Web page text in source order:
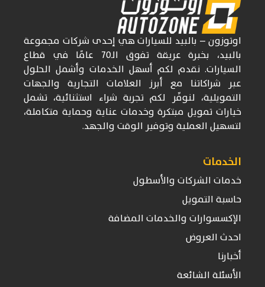
اوتوزون– بالبيد للسياراتهي إحدى شركات مجموعة
بالبيد، بخبرة عريقة تفوق الـ70
عامًا في قطاع
السيارات. نقدم لكم أسهل الخدمات وأشمل الحلول
عبر شراكاتنا مع أبرز العلامات التجارية والجهات
التمويلية، لنوفّر لكم تجربة شراء استثنائية، تشمل
خيارات تمويل مبتكرة وخدمات عناية وحماية متكاملة،
لتسهيل العملية وتوفير الوقت والجهد.
الخدمات
خدمات الشركات والأسطول
حاسبة التمويل
الإكسسوارات والخدمات المضافة
احدث العروض
أخبارنا
الأسئلة الشائعة